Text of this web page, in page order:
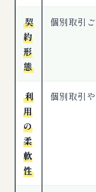
契
約
形
態
個別取引
利
用
の
柔
軟
性
個別取引